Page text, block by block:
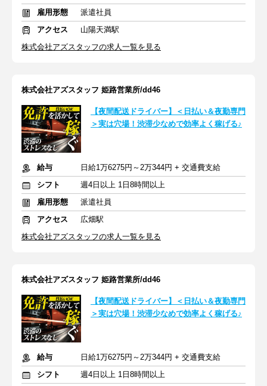
雇用形態
派遣社員
アクセス
山陽天満駅
株式会社アズスタッフの求人一覧を見る
株式会社アズスタッフ 姫路営業所/dd46
【夜間配送ドライバー】＜日払い＆夜勤専門
＞実は穴場！渋滞少なめで効率よく稼げる♪
給与
日給1万6275円～2万344円 + 交通費支給
シフト
週4日以上 1日8時間以上
雇用形態
派遣社員
アクセス
広畑駅
株式会社アズスタッフの求人一覧を見る
株式会社アズスタッフ 姫路営業所/dd46
【夜間配送ドライバー】＜日払い＆夜勤専門
＞実は穴場！渋滞少なめで効率よく稼げる♪
給与
日給1万6275円～2万344円 + 交通費支給
シフト
週4日以上 1日8時間以上